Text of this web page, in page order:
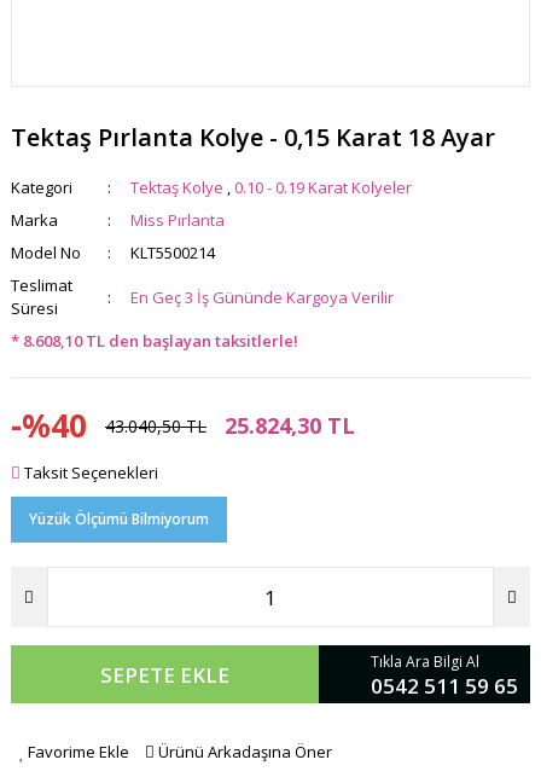
Tektaş Pırlanta Kolye - 0,15 Karat 18 Ayar
Kategori Tektaş Kolye ,0.10 - 0.19 Karat Kolyeler
Marka
Miss Pırlanta
Model No
KLT5500214
Teslimat
Süresi
En Geç 3 İş Gününde Kargoya Verilir
* 8.608,10 TL den başlayan taksitlerle!
-%40 43.040,50 TL 25.824,30 TL
Taksit Seçenekleri
Yüzük Ölçümü Bilmiyorum
SEPETE EKLE Tıkla Ara Bilgi Al
0542 511 59 65
Favorime Ekle Ürünü Arkadaşına Öner